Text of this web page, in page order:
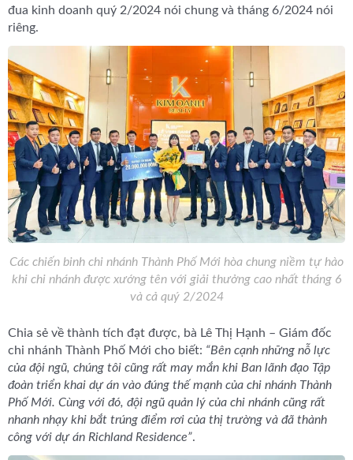
đua kinh doanh quý 2/2024 nói chung và tháng 6/2024 nói
riêng.
Các chiến binh chi nhánh Thành Phố Mới hòa chung niềm tự hào
khi chi nhánh được xướng tên với giải thưởng cao nhất tháng 6
và cả quý 2/2024
Chia sẻ về thành tích đạt được, bà Lê Thị Hạnh – Giám đốc
chi nhánh Thành Phố Mới cho biết: “Bên cạnh những nỗ lực
của đội ngũ, chúng tôi cũng rất may mắn khi Ban lãnh đạo Tập
đoàn triển khai dự án vào đúng thế mạnh của chi nhánh Thành
Phố Mới. Cùng với đó, đội ngũ quản lý của chi nhánh cũng rất
nhanh nhạy khi bắt trúng điểm rơi của thị trường và đã thành
công với dự án Richland Residence”.